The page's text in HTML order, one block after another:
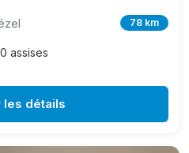
78 km
assises
les détails